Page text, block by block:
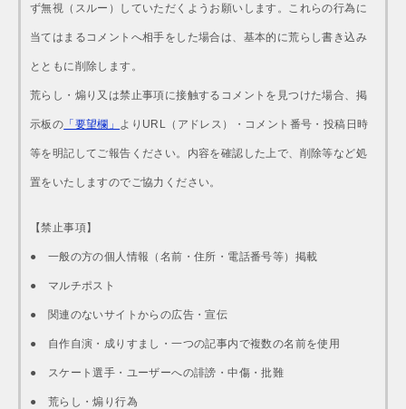
ず無視（スルー）していただくようお願いします。これらの行為に
当てはまるコメントへ相手をした場合は、基本的に荒らし書き込み
とともに削除します。
荒らし・煽り又は禁止事項に接触するコメントを見つけた場合、掲
示板の 「要望欄」 よりURL（アドレス）・コメント番号・投稿日時
等を明記してご報告ください。内容を確認した上で、削除等など処
置をいたしますのでご協力ください。
【禁止事項】
● 一般の方の個人情報（名前・住所・電話番号等）掲載
● マルチポスト
● 関連のないサイトからの広告・宣伝
● 自作自演・成りすまし・一つの記事内で複数の名前を使用
● スケート選手・ユーザーへの誹謗・中傷・批難
● 荒らし・煽り行為